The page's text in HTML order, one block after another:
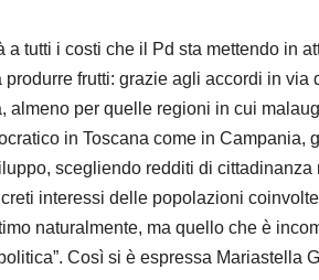
a tutti i costi che il Pd sta mettendo in
frutti: grazie agli accordi in
almeno per quelle regioni in cui
in Toscana come in
scegliendo redditi di
interessi delle popolazioni
naturalmente, ma quello che è
Così si è espressa Mariastella